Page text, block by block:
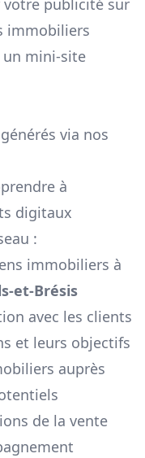
votre publicité sur
immobiliers
un mini-site
via nos
à
digitaux
:
immobiliers à
et-Brésis
avec les clients
et leurs objectifs
auprès
de la vente